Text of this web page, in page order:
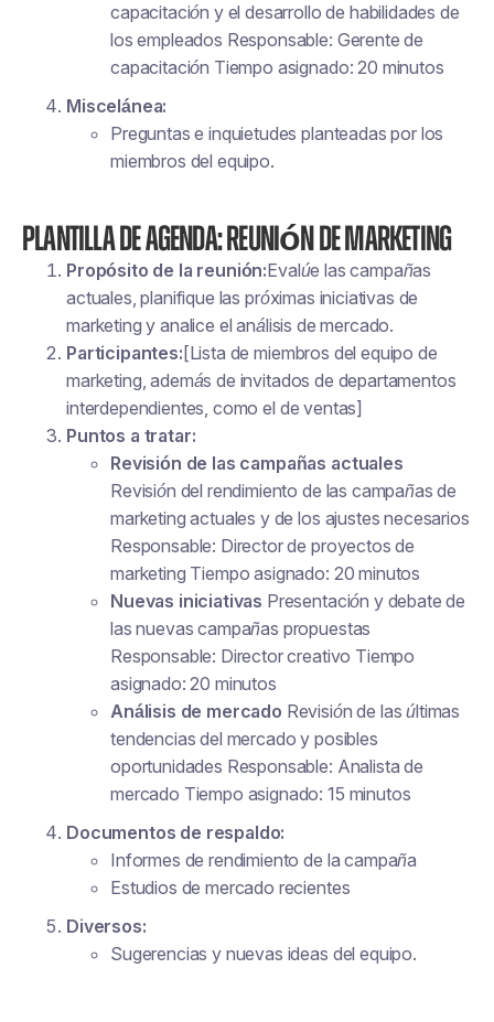
capacitación y el desarrollo de habilidades de
los empleados Responsable: Gerente de
capacitación Tiempo asignado: 20 minutos
Miscelánea:
Preguntas e inquietudes planteadas por los
miembros del equipo.
Plantilla de agenda: reunión de marketing
Propósito de la reunión:Evalúe las campañas
actuales, planifique las próximas iniciativas de
marketing y analice el análisis de mercado.
Participantes: [Lista de miembros del equipo de
marketing, además de invitados de departamentos
interdependientes, como el de ventas]
Puntos a tratar:
Revisión de las campañas actuales
Revisión del rendimiento de las campañas de
marketing actuales y de los ajustes necesarios
Responsable: Director de proyectos de
marketing Tiempo asignado: 20 minutos
Nuevas iniciativas Presentación y debate de
las nuevas campañas propuestas
Responsable: Director creativo Tiempo
asignado: 20 minutos
Análisis de mercado Revisión de las últimas
tendencias del mercado y posibles
oportunidades Responsable: Analista de
mercado Tiempo asignado: 15 minutos
Documentos de respaldo:
Informes de rendimiento de la campaña
Estudios de mercado recientes
Diversos:
Sugerencias y nuevas ideas del equipo.